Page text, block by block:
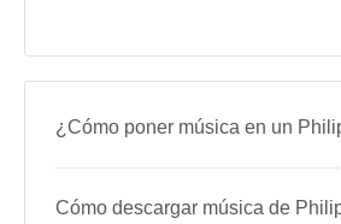
¿Cómo poner música en un
Cómo descargar música de